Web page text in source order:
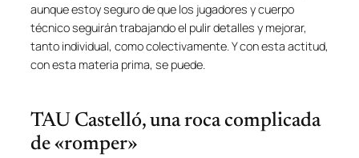
aunque estoy seguro de que los jugadores y cuerpo
técnico seguirán trabajando el pulir detalles y mejorar,
tanto individual, como colectivamente. Y con esta actitud,
con esta materia prima, se puede.
TAU Castelló, una roca complicada
de «romper»